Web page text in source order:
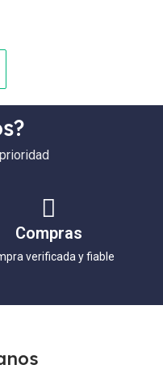
Compras
verificada y fiable